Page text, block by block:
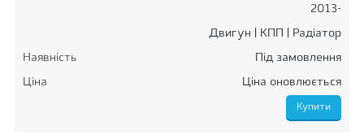
2013-
Двигун | КПП | Радіатор
Наявність
Під замовлення
Ціна
Ціна оновлюється